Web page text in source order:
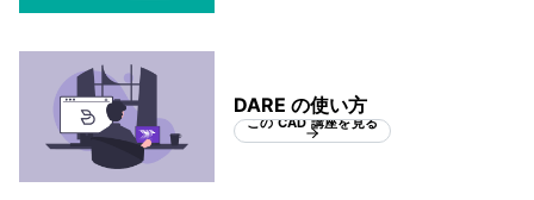
DARE の使い方
この CAD 講座を見る